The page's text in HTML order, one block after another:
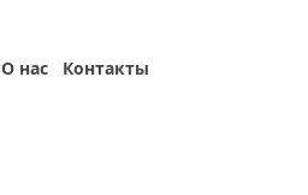
О нас Контакты